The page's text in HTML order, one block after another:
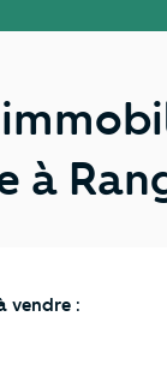
à
vendre :